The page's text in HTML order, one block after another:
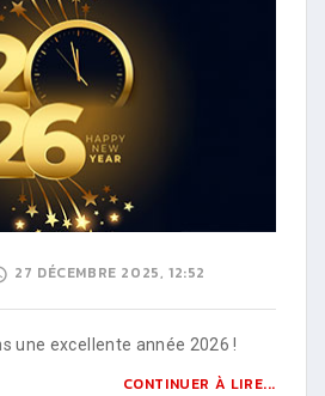
27 DÉCEMBRE 2025, 12:52
une excellente année 2026 !
CONTINUER À LIRE...